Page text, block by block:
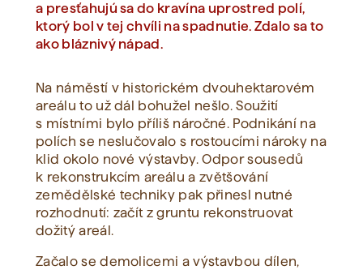
a presťahujú sa do kravína uprostred polí,
ktorý bol v tej chvíli na spadnutie. Zdalo sa to
ako bláznivý nápad.
Na náměstí v historickém dvouhektarovém
areálu to už dál bohužel nešlo. Soužití
s místními bylo příliš náročné. Podnikání na
polích se neslučovalo s rostoucími nároky na
klid okolo nové výstavby. Odpor sousedů
k rekonstrukcím areálu a zvětšování
zemědělské techniky pak přinesl nutné
rozhodnutí: začít z gruntu rekonstruovat
dožitý areál.
Začalo se demolicemi a výstavbou dílen,